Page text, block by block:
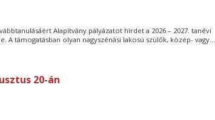
Alapítvány pályázatot hirdet a 2026 – 2027. tanévi
A támogatásban olyan nagyszénási lakosú szülők, közép- vagy...
20-án